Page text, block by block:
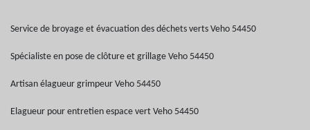
Service de broyage et évacuation des déchets verts Veho 54450
Spécialiste en pose de clôture et grillage Veho 54450
Artisan élagueur grimpeur Veho 54450
Elagueur pour entretien espace vert Veho 54450